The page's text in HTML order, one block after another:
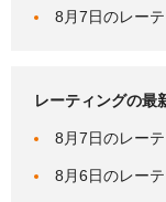
8月7日のレー
レーティングの最
8月7日のレー
8月6日のレー